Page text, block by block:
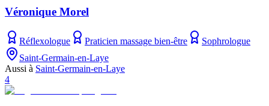
Véronique Morel
Réflexologue Praticien massage bien-être
Sophrologue
Saint-Germain-en-Laye
Aussi à Saint-Germain-en-Laye
4